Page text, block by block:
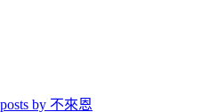
by 不來恩